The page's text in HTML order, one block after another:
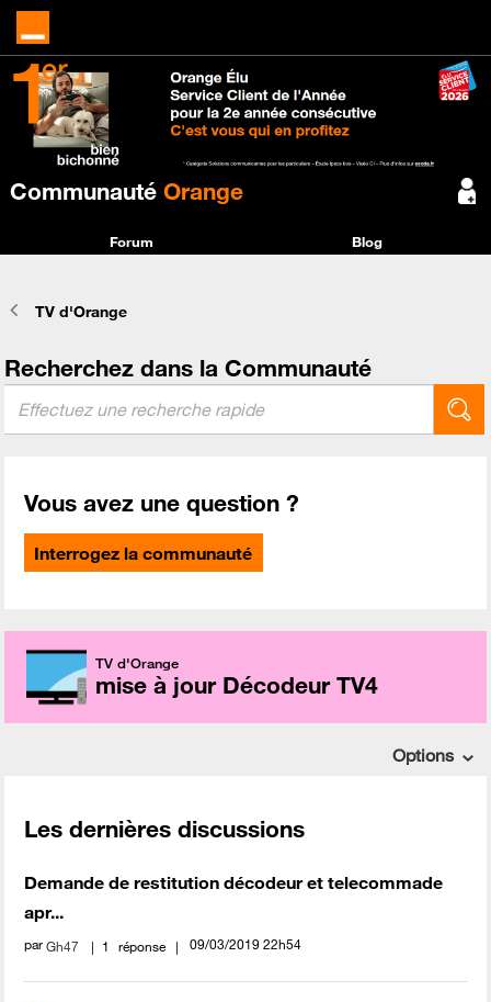
Communauté Orange
Forum Blog
TV d'Orange
Recherchez dans la Communauté
Vous avez une question ?
Interrogez la communauté
TV d'Orange
mise à jour Décodeur TV4
Options
Les dernières discussions
Demande de restitution décodeur et telecommade
apr...
parGh47 1 réponse ‎09/03/2019 22h54